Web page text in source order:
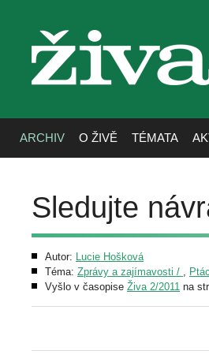
živa
ARCHIV O ŽIVĚ TÉMATA
Sledujte
Autor: Lucie Hošková
Téma: Zprávy a zajímavosti / ,
Vyšlo v časopise Živa 2/2011 na